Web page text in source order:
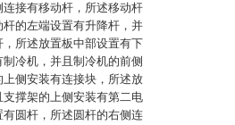
接有移动杆，所述移动杆
的左端设置有升降杆，并
所述放置板中部设置有下
冷机，并且制冷机的前侧
侧安装有连接块，所述放
撑架的上侧安装有第二电
圆杆，所述圆杆的右侧连